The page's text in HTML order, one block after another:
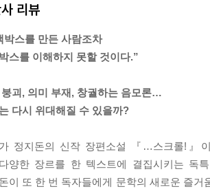
유해 보겠습니다. 서페이스 웹이 걸어서
정성 있고 더 프로다운 요리를 선보이냐고
됩니다. 진짜는 더 아래, 숨겨진 곳에 있는
수 없고 움직인다 해도 우리가 원하는 방
면적인 일을 통제하고 실천하는 것에 만족
리뷰
박스를 만든 사람조차
스를 이해하지 못할 것이다.”
붕괴, 의미 부재, 창궐하는 음모론…
다시 위대해질 수 있을까?
정지돈의 신작 장편소설 『…스크롤!』
양한 장르를 한 텍스트에 결집시키는 독
이 또 한 번 독자들에게 문학의 새로운 즐